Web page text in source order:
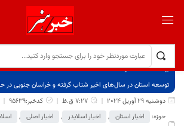
برگ نخست
نوشته‌ها
توسعه استان در سال‌های اخیر شتاب گرفته و خراسان جنوبی
دوشنبه 29 آوریل 2024
7:27 ق.ظ
کدخبر:95639
حوزه:
اخبار استان , اخبار اسلایدر , اخبار اصلی ,